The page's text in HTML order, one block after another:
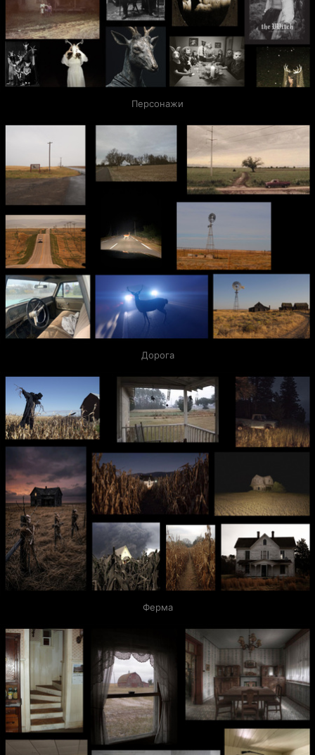
Персонажи
Дорога
Ферма